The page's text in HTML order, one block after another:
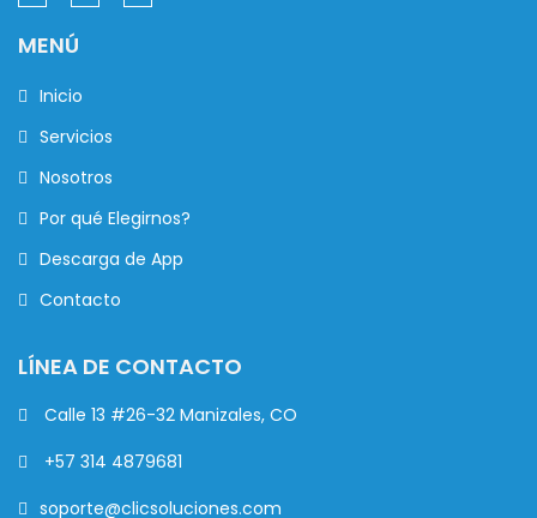
MENÚ
Inicio
Servicios
Nosotros
Por qué Elegirnos?
Descarga de App
Contacto
LÍNEA DE CONTACTO
Calle 13 #26-32 Manizales, CO
+57 314 4879681
soporte@clicsoluciones.com